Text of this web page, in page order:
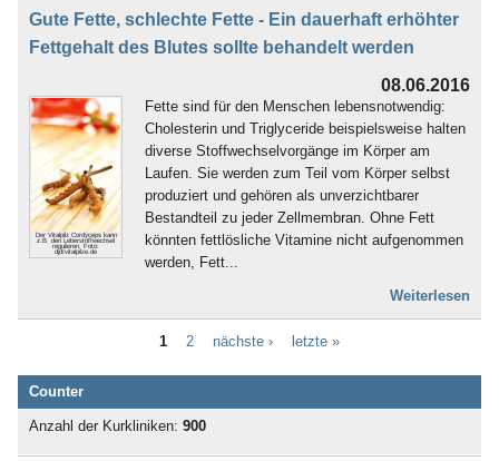
Gute Fette, schlechte Fette - Ein dauerhaft erhöhter
Fettgehalt des Blutes sollte behandelt werden
08.06.2016
Der Vitalpilz Cordyceps kann
z.B. den Leberstoffwechsel
regulieren. Foto:
djd/vitalpilze.de
Fette sind für den Menschen lebensnotwendig:
Cholesterin und Triglyceride beispielsweise halten
diverse Stoffwechselvorgänge im Körper am
Laufen. Sie werden zum Teil vom Körper selbst
produziert und gehören als unverzichtbarer
Bestandteil zu jeder Zellmembran. Ohne Fett
könnten fettlösliche Vitamine nicht aufgenommen
werden, Fett...
Weiterlesen
1 2 nächste › letzte »
Counter
Anzahl der Kurkliniken: 900